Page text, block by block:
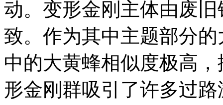
动。变形金刚主体由废
致。作为其中主题部分
中的大黄蜂相似度极高
形金刚群吸引了许多过